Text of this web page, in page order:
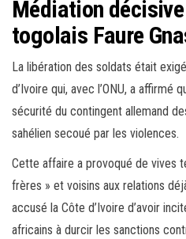
Médiation
togolais Faure
La libération des soldats était
d’Ivoire qui, avec l’ONU, a affirmé
sécurité du contingent allemand
sahélien secoué par les violences.
Cette affaire a provoqué de vives
frères » et voisins aux relations
accusé la Côte d’Ivoire d’avoir
africains à durcir les sanctions